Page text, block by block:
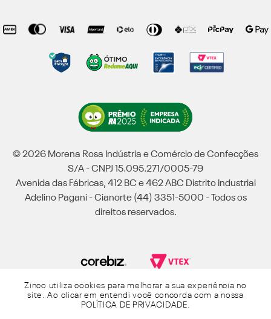
Zinco utiliza cookies para melhorar a sua experiência no
site. Ao clicar em entendi você concorda com a nossa
POLÍTICA DE PRIVACIDADE.
© 2026 Morena Rosa Indústria e Comércio de Confecções
S/A - CNPJ 15.095.271/0005-79
Avenida das Fábricas, 412 BC e 462 ABC Distrito Industrial
Adelino Pagani - Cianorte (44) 3351-5000 - Todos os
direitos reservados.
Powered by Grupo Morena Rosa: Morena Rosa, Iódice, Maria Valentina, Zinco e
Lebôh - Todos os direitos reservados.